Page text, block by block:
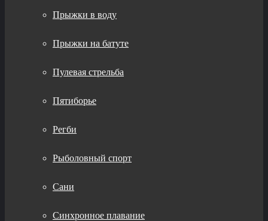
Прыжки в воду
Прыжки на батуте
Пулевая стрельба
Пятиборье
Регби
Рыболовный спорт
Сани
Синхронное плавание